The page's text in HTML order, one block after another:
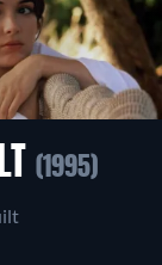
(1995)